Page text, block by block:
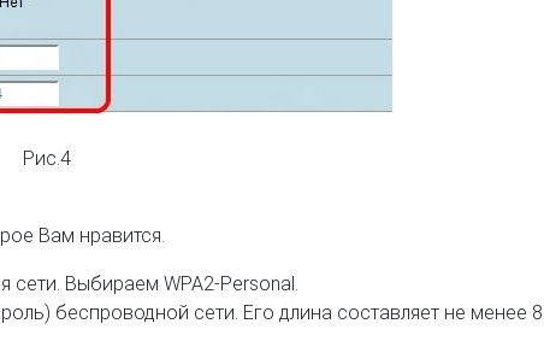
Рис.4
Вам нравится.
Выбираем WPA2-Personal.
беспроводной сети. Его длина составляет не менее